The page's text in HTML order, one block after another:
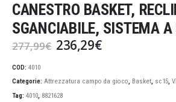
CANESTRO BASKET,
SGANCIABILE, SISTEMA
277,99€ Il
prezzo
era:
277,99€.
236,29€Il
è:
COD: 4010
Categorie: Attrezzatura campo da gioco, Basket, sc15,
Tag: 4010, 8821628